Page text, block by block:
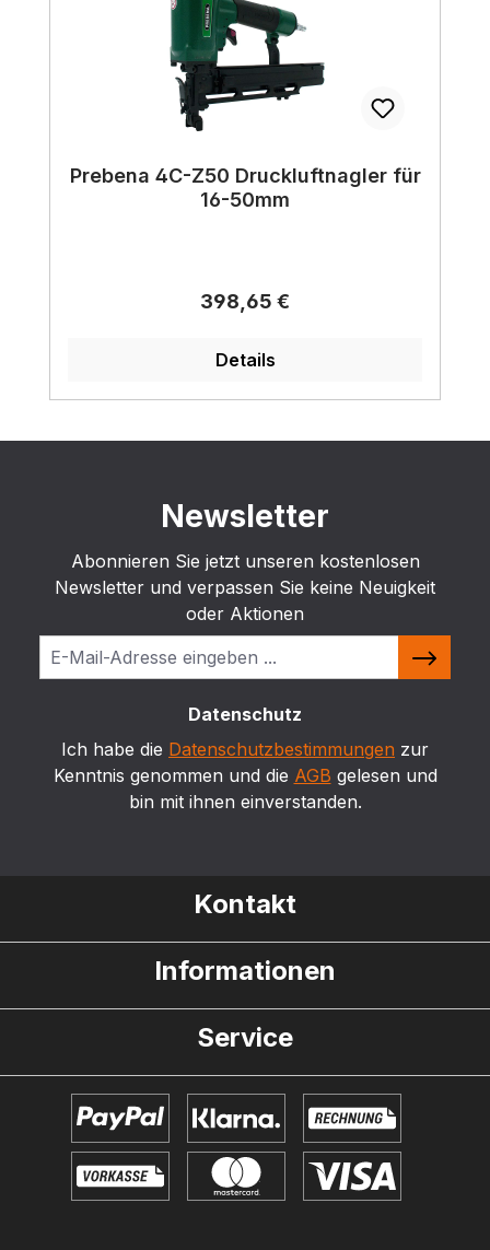
Prebena 4C-Z50 Druckluftnagler für
16-50mm
Regulärer Preis:
398,65 €
Details
Newsletter
Abonnieren Sie jetzt unseren kostenlosen
Newsletter und verpassen Sie keine Neuigkeit
oder Aktionen
Datenschutz
Ich habe die Datenschutzbestimmungen zur
Kenntnis genommen und die AGB gelesen und
bin mit ihnen einverstanden.
Kontakt
Informationen
Service